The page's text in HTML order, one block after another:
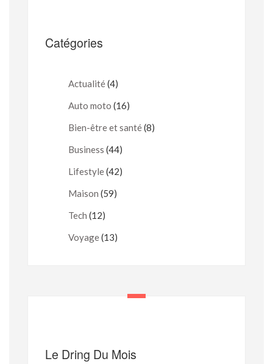
Catégories
Actualité(4)
Auto moto (16)
Bien-être et santé(8)
Business (44)
Lifestyle(42)
Maison (59)
Tech (12)
Voyage(13)
Le Dring Du Mois